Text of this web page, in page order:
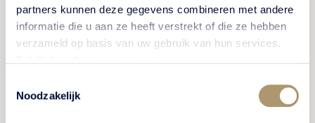
partners kunnen deze gegevens combineren met andere
informatie die u aan ze heeft verstrekt of die ze hebben
verzameld op basis van uw gebruik van hun services.
Noodzakelijk
voor hun werk bij Kasteel De Vanenburg.